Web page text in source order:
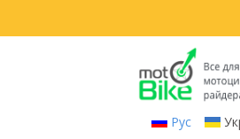
Рус